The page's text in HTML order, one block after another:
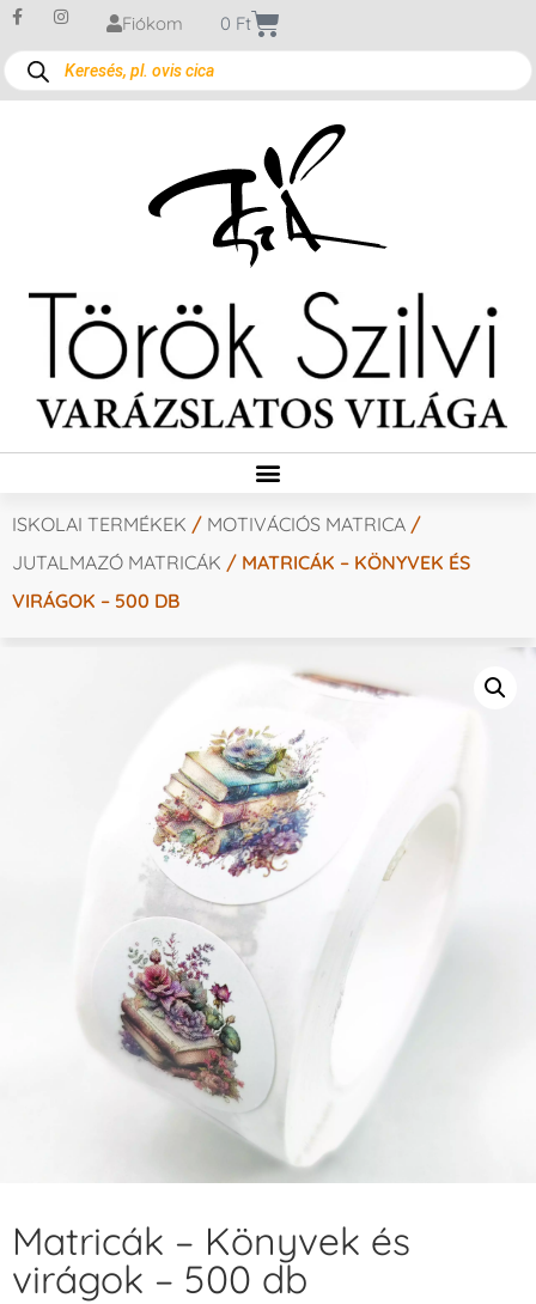
Fiókom 0 Ft
ISKOLAI TERMÉKEK / MOTIVÁCIÓS MATRICA /
JUTALMAZÓ MATRICÁK / MATRICÁK – KÖNYVEK ÉS
VIRÁGOK – 500 DB
Matricák – Könyvek és
virágok – 500 db